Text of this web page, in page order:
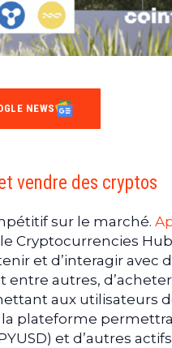
NEWS
vendre des cryptos
sur le marché.
Cryptocurrencies
et d’interagir avec
autres,
aux utilisateurs
la plateforme
et d’autres